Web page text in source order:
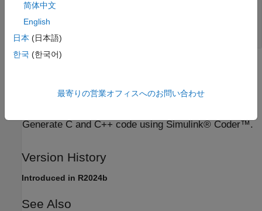
R—
network
expand all
Generate C and C++ code using Simulink® Coder™.
Version History
Introduced in R2024b
See Also
简体中文
English
日本 (日本語)
한국 (한국어)
最寄りの営業オフィスへのお問い合わせ